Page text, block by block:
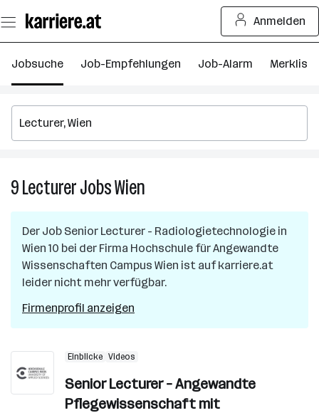
Seiteninhalt
springen
Anmelden
Jobsuche Job-Empfehlungen Job-Alarm Merkliste
9LecturerJobsWien
in
Wien
Der Job Senior Lecturer - Radiologietechnologie in
Wien 10 bei der Firma Hochschule für Angewandte
Wissenschaften Campus Wien ist auf karriere.at
leider nicht mehr verfügbar.
Firmenprofil anzeigen
Einblicke Videos
Senior Lecturer – Angewandte
Pflegewissenschaft mit